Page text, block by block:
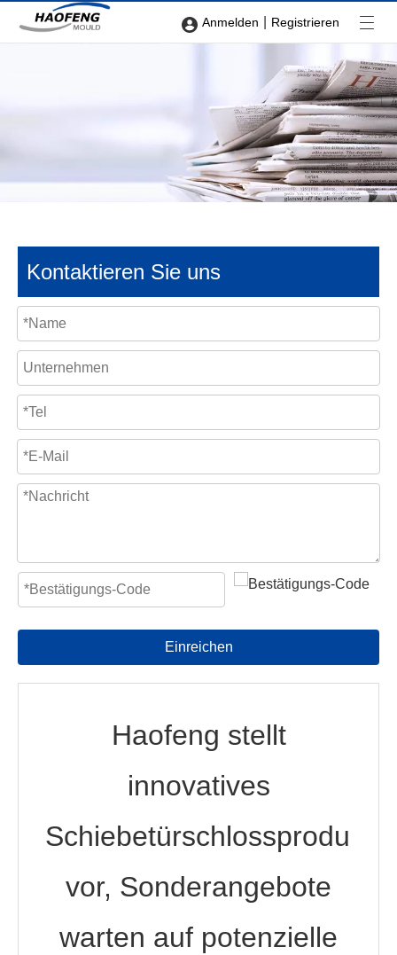
Anmelden Registrieren
Kontaktieren Sie uns
Einreichen
Haofeng stellt
innovatives
Schiebetürschlossprodukt
vor, Sonderangebote
warten auf potenzielle